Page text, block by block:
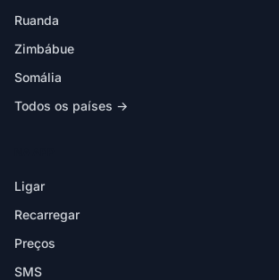
Ruanda
Zimbábue
Somália
Todos os países →
Ligar
Recarregar
Preços
SMS